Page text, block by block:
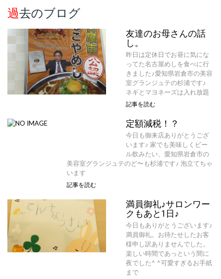
過去のブログ
友達のお母さんの話
し。
昨日は定休日でお昼に気にな
ってた名古屋めしを食べに行
きました♪愛知県岩倉市の美容
室グランジュテの杉浦です♪
ネギとマヨネーズは入れ放題
記事を読む
定額減税！？
今日も御来店ありがとうござ
います♪ 家でも美味しくビー
ル飲みたい、愛知県岩倉市の
美容室グランジュテのど〜も杉浦です♪ 泡立てちゃ
います
記事を読む
満員御礼♪サロンワー
クもあと1日♪
今日もありがとうございます♪
満員御礼。お待たせしたお客
様申し訳ありませんでした。
楽しい時間であっという間に
夜でした^ ^可愛すぎるお手紙
まで